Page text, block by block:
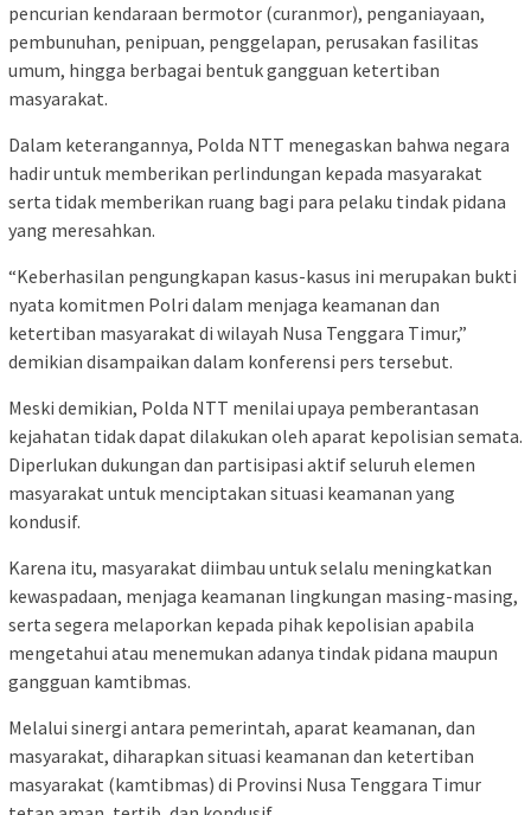
pencurian kendaraan bermotor (curanmor), penganiayaan,
pembunuhan, penipuan, penggelapan, perusakan fasilitas
umum, hingga berbagai bentuk gangguan ketertiban
masyarakat.
Dalam keterangannya, Polda NTT menegaskan bahwa negara
hadir untuk memberikan perlindungan kepada masyarakat
serta tidak memberikan ruang bagi para pelaku tindak pidana
yang meresahkan.
“Keberhasilan pengungkapan kasus-kasus ini merupakan bukti
nyata komitmen Polri dalam menjaga keamanan dan
ketertiban masyarakat di wilayah Nusa Tenggara Timur,”
demikian disampaikan dalam konferensi pers tersebut.
Meski demikian, Polda NTT menilai upaya pemberantasan
kejahatan tidak dapat dilakukan oleh aparat kepolisian semata.
Diperlukan dukungan dan partisipasi aktif seluruh elemen
masyarakat untuk menciptakan situasi keamanan yang
kondusif.
Karena itu, masyarakat diimbau untuk selalu meningkatkan
kewaspadaan, menjaga keamanan lingkungan masing-masing,
serta segera melaporkan kepada pihak kepolisian apabila
mengetahui atau menemukan adanya tindak pidana maupun
gangguan kamtibmas.
Melalui sinergi antara pemerintah, aparat keamanan, dan
masyarakat, diharapkan situasi keamanan dan ketertiban
masyarakat (kamtibmas) di Provinsi Nusa Tenggara Timur